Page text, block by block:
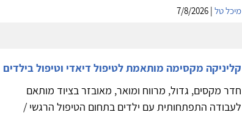
מיכל טל| 7/8/2026
קליניקה מקסימה מותאמת לטיפול דיאדי וטיפול בילדים
חדר מקסים, גדול, מרווח ומואר, מאובזר בציוד מותאם
לעבודה התפתחותית עם ילדים בתחום הטיפול הרגשי /